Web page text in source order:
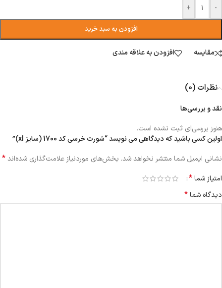
-
+
افزودن به سبد خرید
مقایسه افزودن به علاقه مندی
نظرات (0)
نقد و بررسی‌ها
هنوز بررسی‌ای ثبت نشده است.
اولین کسی باشید که دیدگاهی می نویسد “شورت خرسی کد 1700 (سایز xl)”
نشانی ایمیل شما منتشر نخواهد شد. بخش‌های موردنیاز علامت‌گذاری شده‌اند*
امتیاز شما*
دیدگاه شما*